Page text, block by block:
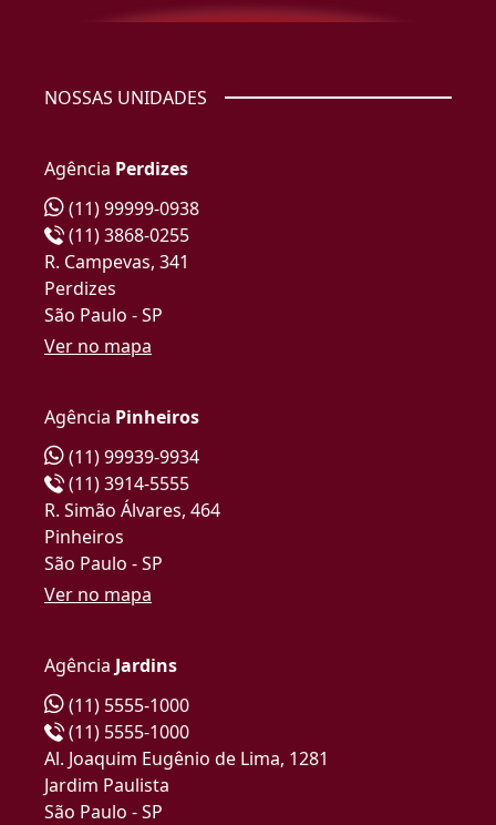
NOSSAS UNIDADES
Agência Perdizes
(11) 99999-0938
(11) 3868-0255
R. Campevas, 341
Perdizes
São Paulo - SP
Ver no mapa
Agência Pinheiros
(11) 99939-9934
(11) 3914-5555
R. Simão Álvares, 464
Pinheiros
São Paulo - SP
Ver no mapa
Agência Jardins
(11) 5555-1000
(11) 5555-1000
Al. Joaquim Eugênio de Lima, 1281
Jardim Paulista
São Paulo - SP